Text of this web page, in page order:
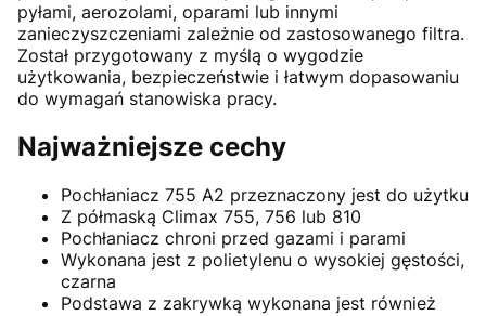
pyłami, aerozolami, oparami lub innymi
zanieczyszczeniami zależnie od zastosowanego filtra.
Został przygotowany z myślą o wygodzie
użytkowania, bezpieczeństwie i łatwym dopasowaniu
do wymagań stanowiska pracy.
Najważniejsze cechy
Pochłaniacz 755 A2 przeznaczony jest do użytku
Z półmaską Climax 755, 756 lub 810
Pochłaniacz chroni przed gazami i parami
Wykonana jest z polietylenu o wysokiej gęstości,
czarna
Podstawa z zakrywką wykonana jest również